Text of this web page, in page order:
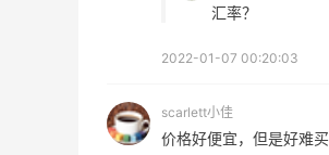
汇率？
2022-01-07 00:20:03
scarlett小佳
价格好便宜，但是好难买
无门槛7.5折
比亚运动热卖
低至6折